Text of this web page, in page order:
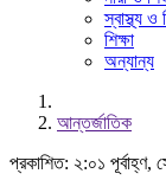
স্বাস্থ্য ও
শিক্ষা
অন্যান্য
আন্তর্জাতিক
প্রকাশিত: ২:০১ পূর্বাহ্ণ,